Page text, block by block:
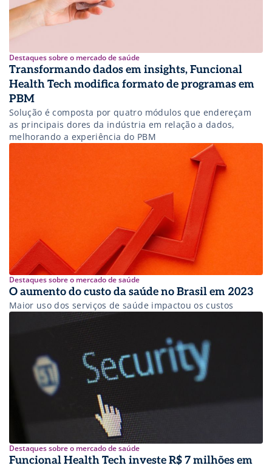
Destaques sobre o mercado de saúde
Transformando dados em insights, Funcional
Health Tech modifica formato de programas em
PBM
Solução é composta por quatro módulos que endereçam
as principais dores da indústria em relação a dados,
melhorando a experiência do PBM
Destaques sobre o mercado de saúde
O aumento do custo da saúde no Brasil em 2023
Maior uso dos serviços de saúde impactou os custos
Destaques sobre o mercado de saúde
Funcional Health Tech investe R$ 7 milhões em